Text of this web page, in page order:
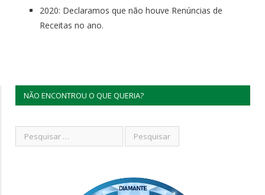
2020: Declaramos que não houve Renúncias de
Receitas no ano.
NÃO ENCONTROU O QUE QUERIA?